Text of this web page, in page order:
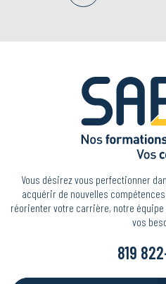
Vous désirez vous perfectionner
acquérir de nouvelles
réorienter votre carrière, notre équipe
vos
819